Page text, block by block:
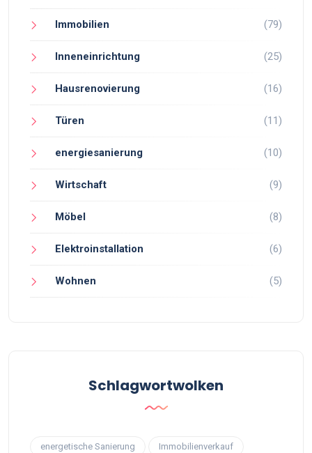
Immobilien (79)
Inneneinrichtung (25)
Hausrenovierung (16)
Türen (11)
energiesanierung (10)
Wirtschaft (9)
Möbel (8)
Elektroinstallation (6)
Wohnen (5)
Schlagwortwolken
energetische Sanierung Immobilienverkauf